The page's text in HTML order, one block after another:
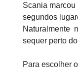
Scania marcou
segundos
Naturalmente
sequer perto
Para escolher